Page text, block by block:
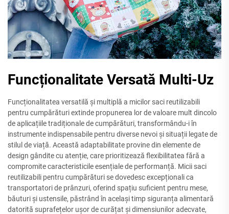
Funcționalitate Versată Multi-Uz
Funcționalitatea versatilă și multiplă a micilor saci reutilizabili
pentru cumpărături extinde propunerea lor de valoare mult dincolo
de aplicațiile tradiționale de cumpărături, transformându-i în
instrumente indispensabile pentru diverse nevoi și situații legate de
stilul de viață. Această adaptabilitate provine din elemente de
design gândite cu atenție, care prioritizează flexibilitatea fără a
compromite caracteristicile esențiale de performanță. Micii saci
reutilizabili pentru cumpărături se dovedesc excepționali ca
transportatori de prânzuri, oferind spațiu suficient pentru mese,
băuturi și ustensile, păstrând în același timp siguranța alimentară
datorită suprafețelor ușor de curățat și dimensiunilor adecvate,